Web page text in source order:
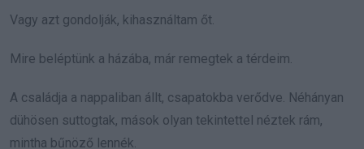
Vagy azt gondolják, kihasználtam őt.
Mire beléptünk a házába, már remegtek a térdeim.
A családja a nappaliban állt, csapatokba verődve. Néhányan
dühösen suttogtak, mások olyan tekintettel néztek rám,
mintha bűnöző lennék.